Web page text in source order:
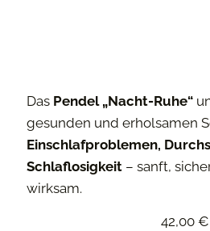
Das Pendel „Nacht-Ruhe“
gesunden und erholsamen
Einschlafproblemen,
Schlaflosigkeit– sanft,
wirksam.
42,00€